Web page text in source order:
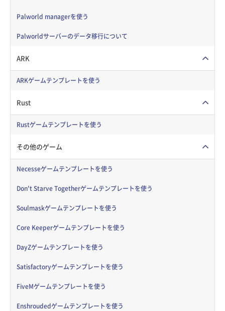
Palworld managerを使う
Palworldサーバーのデータ移行について
ARK
ARKゲームテンプレートを使う
Rust
Rustゲームテンプレートを使う
その他のゲーム
Necesseゲームテンプレートを使う
Don't Starve Togetherゲームテンプレートを使う
Soulmaskゲームテンプレートを使う
Core Keeperゲームテンプレートを使う
DayZゲームテンプレートを使う
Satisfactoryゲームテンプレートを使う
FiveMゲームテンプレートを使う
Enshroudedゲームテンプレートを使う